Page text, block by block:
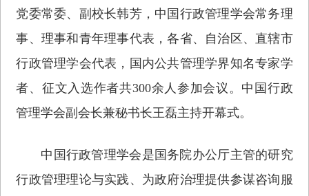
党委常委、副校长韩芳，中国行政管理学会常务理
事、理事和青年理事代表，各省、自治区、直辖市
行政管理学会代表，国内公共管理学界知名专家学
者、征文入选作者共300余人参加会议。中国行政
管理学会副会长兼秘书长王磊主持开幕式。
中国行政管理学会是国务院办公厅主管的研究
行政管理理论与实践、为政府治理提供参谋咨询服